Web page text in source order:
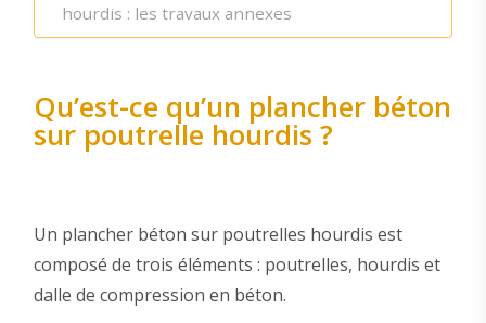
hourdis : les travaux annexes
Qu’est-ce qu’un plancher béton
sur poutrelle hourdis ?
Un plancher béton sur poutrelles hourdis est
composé de trois éléments : poutrelles, hourdis et
dalle de compression en béton.